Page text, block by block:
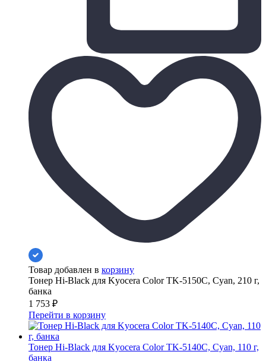
Товар добавлен в корзину
Тонер Hi-Black для Kyocera Color TK-5150C, Сyan, 210 г,
банка
1 753 ₽
Перейти в корзину
Тонер Hi-Black для Kyocera Color TK-5140C, Сyan, 110 г,
банка